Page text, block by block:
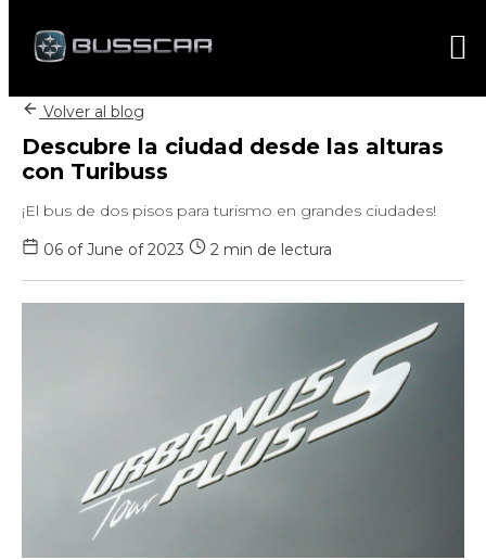
Volver al blog
Descubre la ciudad desde las alturas
con Turibuss
¡El bus de dos pisos para turismo en grandes ciudades!
06 of June of 2023
2 min de lectura